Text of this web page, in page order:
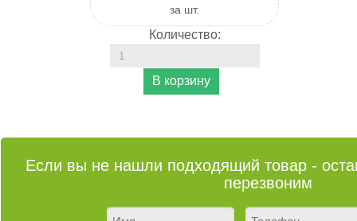
за шт.
Количество:
Если вы не нашли подходящий товар -
перезвоним